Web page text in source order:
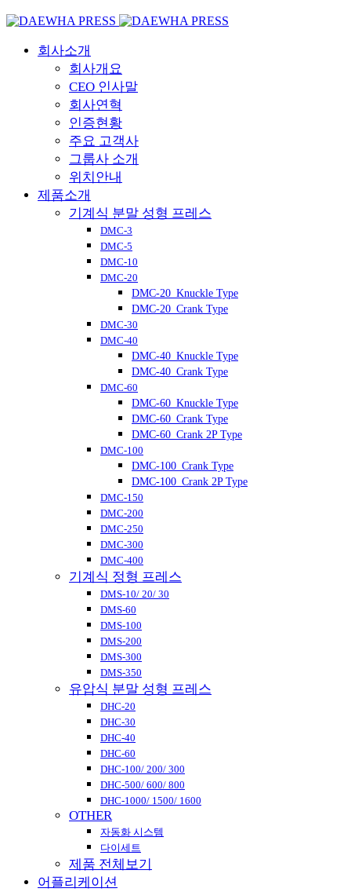
회사소개
회사개요
CEO 인사말
회사연혁
인증현황
주요 고객사
그룹사 소개
위치안내
제품소개
기계식 분말 성형 프레스
DMC-3
DMC-5
DMC-10
DMC-20
DMC-20_Knuckle Type
DMC-20_Crank Type
DMC-30
DMC-40
DMC-40_Knuckle Type
DMC-40_Crank Type
DMC-60
DMC-60_Knuckle Type
DMC-60_Crank Type
DMC-60_Crank 2P Type
DMC-100
DMC-100_Crank Type
DMC-100_Crank 2P Type
DMC-150
DMC-200
DMC-250
DMC-300
DMC-400
기계식 정형 프레스
DMS-10/ 20/ 30
DMS-60
DMS-100
DMS-200
DMS-300
DMS-350
유압식 분말 성형 프레스
DHC-20
DHC-30
DHC-40
DHC-60
DHC-100/ 200/ 300
DHC-500/ 600/ 800
DHC-1000/ 1500/ 1600
OTHER
자동화 시스템
다이세트
제품 전체보기
어플리케이션